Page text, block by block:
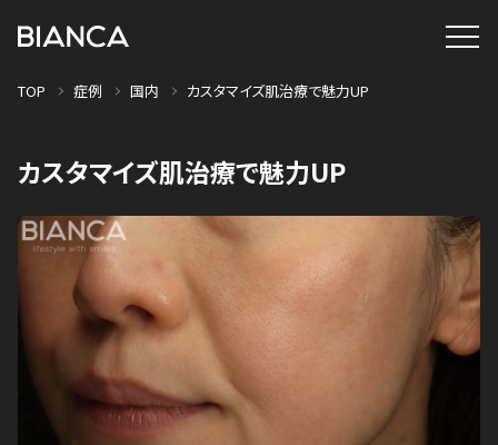
TOP 症例 国内 カスタマイズ肌治療で魅力UP
カスタマイズ肌治療で魅力UP